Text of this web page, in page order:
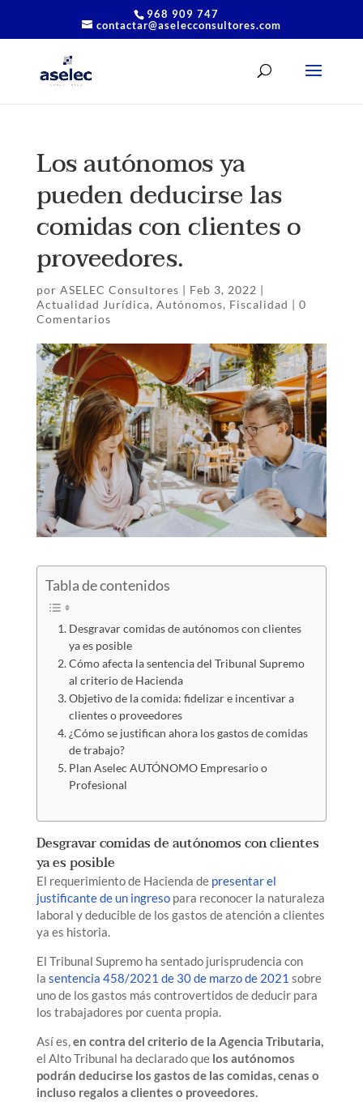
968 909 747
contactar@aselecconsultores.com
Los autónomos ya
pueden deducirse las
comidas con clientes o
proveedores.
por ASELEC Consultores | Feb 3, 2022 |
Actualidad Jurídica, Autónomos, Fiscalidad | 0
Comentarios
Tabla de contenidos
Desgravar comidas de autónomos con clientes
ya es posible
Cómo afecta la sentencia del Tribunal Supremo
al criterio de Hacienda
Objetivo de la comida: fidelizar e incentivar a
clientes o proveedores
¿Cómo se justifican ahora los gastos de comidas
de trabajo?
Plan Aselec AUTÓNOMO Empresario o
Profesional
Desgravar comidas de autónomos con clientes
ya es posible
El requerimiento de Hacienda depresentar el
justificante de un ingreso para reconocer la naturaleza
laboral y deducible de los gastos de atención a clientes
ya es historia.
El Tribunal Supremo ha sentado jurisprudencia con
la sentencia 458/2021 de 30 de marzo de 2021 sobre
uno de los gastos más controvertidos de deducir para
los trabajadores por cuenta propia.
Así es,en contra del criterio de la Agencia Tributaria,
el Alto Tribunal ha declarado que los autónomos
podrán deducirse los gastos de las comidas, cenas o
incluso regalos a clientes o proveedores.